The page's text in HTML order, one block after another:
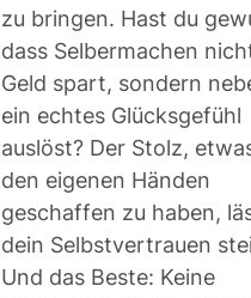
zu bringen. Hast du
dass Selbermachen
Geld spart, sondern
ein echtes Glücksgefühl
auslöst? Der Stolz,
den eigenen Händen
geschaffen zu haben,
dein Selbstvertrauen
Und das Beste: Keine